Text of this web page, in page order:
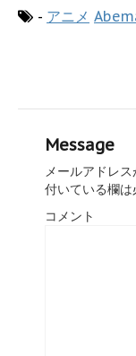
- アニメ
Message
メールアドレス
付いている欄
コメント